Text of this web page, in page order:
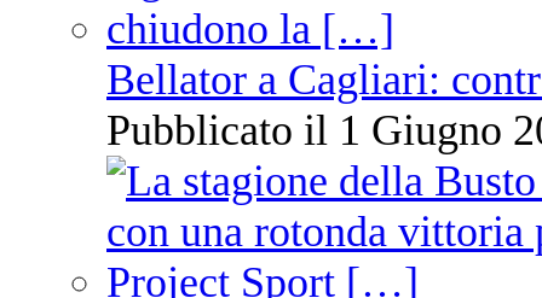
Bellator a Cagliari:
Pubblicato il 1 Giugno